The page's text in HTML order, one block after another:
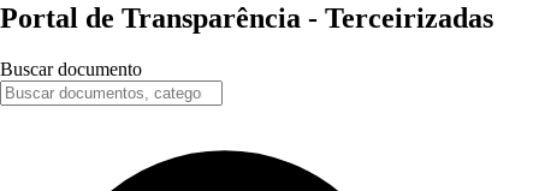
Portal de Transparência - Terceirizadas
Buscar documento